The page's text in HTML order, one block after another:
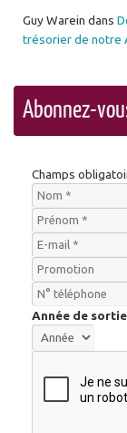
Guy Warein dans
trésorier de notre
Abonnez-
Champs
Année de